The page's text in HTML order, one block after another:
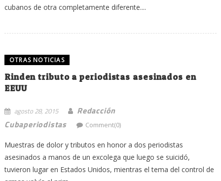
cubanos de otra completamente diferente....
OTRAS NOTICIAS
Rinden tributo a periodistas asesinados en
EEUU
agosto 28, 2015
Redacción
Cubaperiodistas
Comment(0)
Muestras de dolor y tributos en honor a dos periodistas
asesinados a manos de un excolega que luego se suicidó,
tuvieron lugar en Estados Unidos, mientras el tema del control de